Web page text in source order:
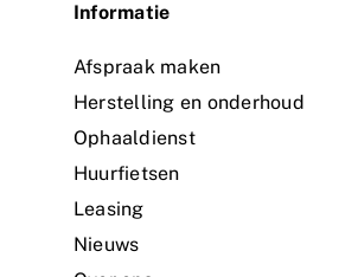
Informatie
Afspraak maken
Herstelling en onderhoud
Ophaaldienst
Huurfietsen
Leasing
Nieuws